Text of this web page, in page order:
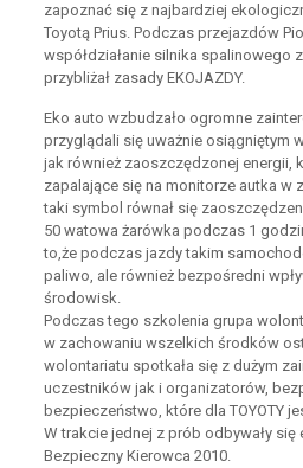
zapoznać się z najbardziej
Toyotą Prius. Podczas przejazdów
współdziałanie silnika spalinowego
przybliżał zasady EKOJAZDY.
Eko auto wzbudzało ogromne
przyglądali się uważnie osiągniętym
jak również zaoszczędzonej energii,
zapalające się na monitorze autka w
taki symbol równał się
50 watowa żarówka podczas 1
to,że podczas jazdy takim
paliwo, ale również bezpośredni
środowisk.
Podczas tego szkolenia grupa
w zachowaniu wszelkich środków
wolontariatu spotkała się z dużym
uczestników jak i organizatorów,
bezpieczeństwo, które dla TOYOTY
W trakcie jednej z prób odbywały się
Bezpieczny Kierowca 2010.